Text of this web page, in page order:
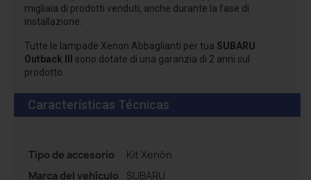
migliaia di prodotti venduti, anche durante la fase di
installazione.
Tutte le lampade Xenon Abbaglianti per tua SUBARU
Outback III sono dotate di una garanzia di 2 anni sul
prodotto.
Características Técnicas
Tipo de accesorio
Kit Xenón
Marca del vehículo
SUBARU